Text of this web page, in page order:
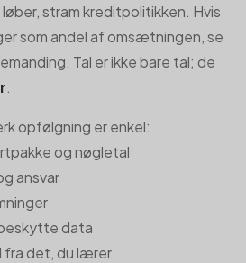
stram kreditpolitikken. Hvis
som andel af omsætningen, se
Tal er ikke bare tal; de
.
opfølgning er enkel:
og nøgletal
ansvar
data
fra det, du lærer